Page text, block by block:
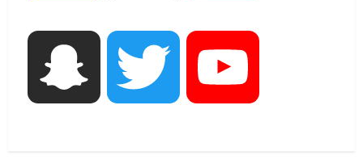
Snapchat Twitter
August 5, 2026
UTTARAKHAND NEWS
एमआईटी वर्ल्ड पीस यूनिवर्सिटी और जर्मनी के
बीएसबीआई के बीच समझौता; भारतीय छात्रों